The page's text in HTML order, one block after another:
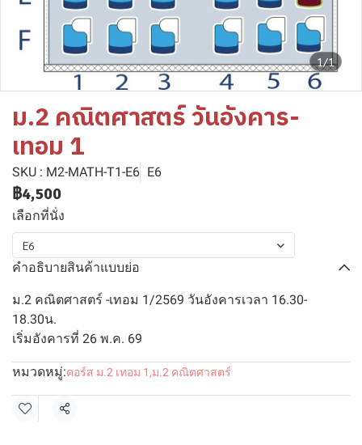
1/1
ม.2 คณิตศาสตร์ วันอังคาร-
เทอม 1
SKU : M2-MATH-T1-E6 E6
฿4,500
เลือกที่นั่ง
E6
คำอธิบายสินค้าแบบย่อ
ม.2 คณิตศาสตร์ -เทอม 1/2569 วันอังคารเวลา 16.30-
18.30น.
เริ่มอังคารที่ 26 พ.ค. 69
หมวดหมู่:คอร์ส ม.2 เทอม 1 ,ม.2 คณิตศาสตร์
แชร์